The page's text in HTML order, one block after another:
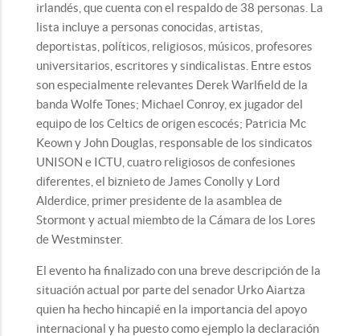
irlandés, que cuenta con el respaldo de 38 personas. La
lista incluye a personas conocidas, artistas,
deportistas, políticos, religiosos, músicos, profesores
universitarios, escritores y sindicalistas. Entre estos
son especialmente relevantes Derek Warlfield de la
banda Wolfe Tones; Michael Conroy, ex jugador del
equipo de los Celtics de origen escocés; Patricia Mc
Keown y John Douglas, responsable de los sindicatos
UNISON e ICTU, cuatro religiosos de confesiones
diferentes, el biznieto de James Conolly y Lord
Alderdice, primer presidente de la asamblea de
Stormont y actual miembto de la Cámara de los Lores
de Westminster.
El evento ha finalizado con una breve descripción de la
situación actual por parte del senador Urko Aiartza
quien ha hecho hincapié en la importancia del apoyo
internacional y ha puesto como ejemplo la declaración